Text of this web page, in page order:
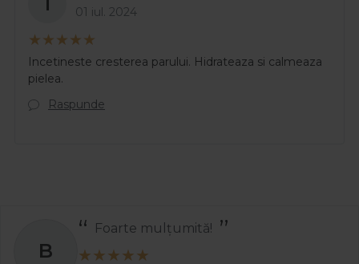
01 iul. 2024
Incetineste cresterea parului. Hidrateaza si calmeaza
pielea.
Raspunde
S
Recomand